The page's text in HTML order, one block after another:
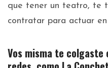
que tener un teatro, te
contratar para actuar
Vos misma te